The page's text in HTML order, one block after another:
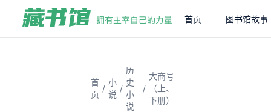
首页 图书馆故事
首
页
/
小
说
/
历
史
小
说
/
大商号
（上、
下册）